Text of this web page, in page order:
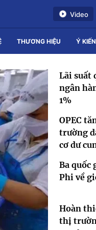
Video
THƯƠNG HIỆU Ý
Lãi suất
ngân
1%
OPEC
trường
cơ dư
Ba quốc
Phi về
Hoàn
thị